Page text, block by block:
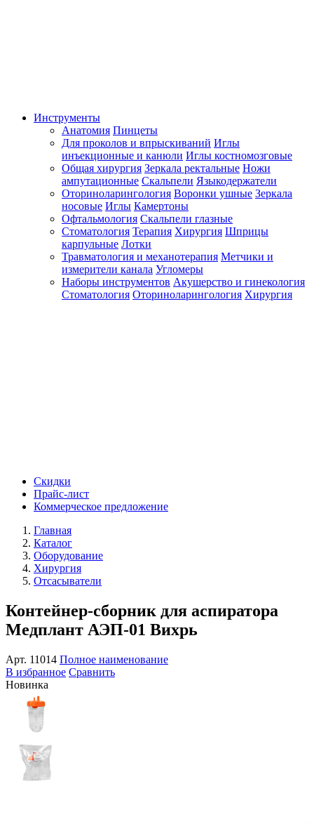
Инструменты
Анатомия Пинцеты
Для проколов и впрыскиваний Иглы
инъекционные и канюли Иглы костномозговые
Общая хирургия Зеркала ректальные Ножи
ампутационные Скальпели Языкодержатели
Оториноларингология Воронки ушные Зеркала
носовые Иглы Камертоны
Офтальмология Скальпели глазные
Стоматология Терапия Хирургия Шприцы
карпульные Лотки
Травматология и механотерапия Метчики и
измерители канала Угломеры
Наборы инструментов Акушерство и гинекология
Стоматология Оториноларингология Хирургия
Скидки
Прайс-лист
Коммерческое предложение
Главная
Каталог
Оборудование
Хирургия
Отсасыватели
Контейнер-сборник для аспиратора
Медплант АЭП-01 Вихрь
Арт. 11014 Полное наименование
В избранное Сравнить
Новинка